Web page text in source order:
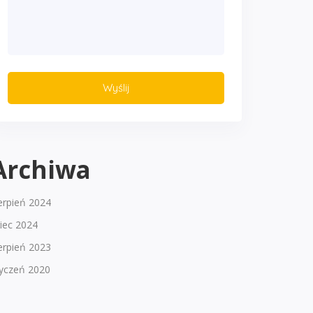
2024
2024
2023
2020